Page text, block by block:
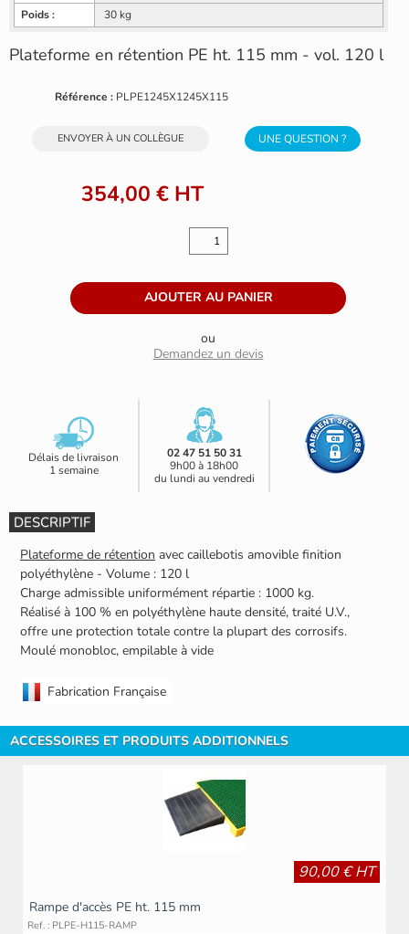
Poids :
30 kg
Plateforme en rétention PE ht. 115 mm - vol. 120 l
Référence : PLPE1245X1245X115
UNE QUESTION ?
ENVOYER À UN COLLÈGUE
354,00 € HT
ou
Demandez un devis
Délais de livraison
1 semaine
02 47 51 50 31
9h00 à 18h00
du lundi au vendredi
DESCRIPTIF
Plateforme de rétention avec caillebotis amovible finition
polyéthylène - Volume : 120 l
Charge admissible uniformément répartie : 1000 kg.
Réalisé à 100 % en polyéthylène haute densité, traité U.V.,
offre une protection totale contre la plupart des corrosifs.
Moulé monobloc, empilable à vide
Fabrication Française
ACCESSOIRES ET PRODUITS ADDITIONNELS
90,00 € HT
Rampe d'accès PE ht. 115 mm
Ref. : PLPE-H115-RAMP